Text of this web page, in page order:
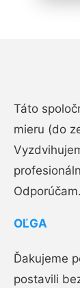
Táto
mieru (do
Odporúčam.
OĽGA
Ďakujeme
postavili